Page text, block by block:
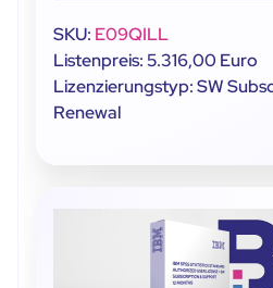
SKU: E09QILL
Listenpreis: 5.316,00 Euro
Lizenzierungstyp: SW
Renewal